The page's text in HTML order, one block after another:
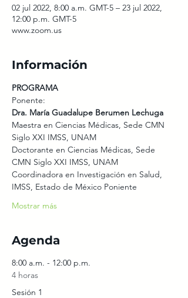
02 jul 2022, 8:00 a.m. GMT-5 – 23 jul 2022,
12:00 p.m. GMT-5
www.zoom.us
Información
PROGRAMA
Ponente:
Dra. María Guadalupe Berumen Lechuga
Maestra en Ciencias Médicas, Sede CMN
Siglo XXI IMSS, UNAM
Doctorante en Ciencias Médicas, Sede
CMN Siglo XXI IMSS, UNAM
Coordinadora en Investigación en Salud,
IMSS, Estado de México Poniente
Mostrar más
Agenda
8:00 a.m. - 12:00 p.m.
4 horas
Sesión 1